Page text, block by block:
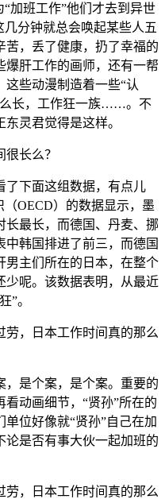
加班工作”他们才去到异世
分钟就总会唤起某些人五
苦，丢了健康，扔了幸福的
爆肝工作的画师，还有一帮
些动漫制造着一些“认
么长，工作狂一族……。不
灵君觉得是这样。
长么？
了下面这组数据，有点儿
OECD）的数据显示，墨
长最长，而德国、丹麦、挪
韩国排进了前三，而德国
男主们所在的日本，在整个
少呢。该数据表明，从最近
”。
是个案，是个案。 重要的
动画细节，“贤孙”所在的
位好像就“贤孙”自己在加
论是否有事大伙一起加班的